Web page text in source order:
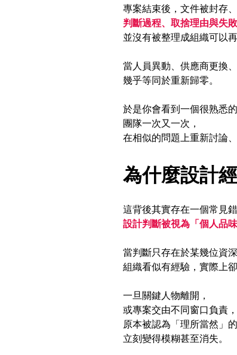
專案結束後，文件被封存
判斷過程、取捨理由與失
並沒有被整理成組織可以
當人員異動、供應商更換
幾乎等同於重新歸零。
於是你會看到一個很熟悉的
團隊一次又一次，
在相似的問題上重新討論
為什麼設計
這背後其實存在一個常見錯
設計判斷被視為「個人品
當判斷只存在於某幾位資
組織看似有經驗，實際上卻
一旦關鍵人物離開，
或專案交由不同窗口負責，
原本被認為「理所當然」
立刻變得模糊甚至消失。